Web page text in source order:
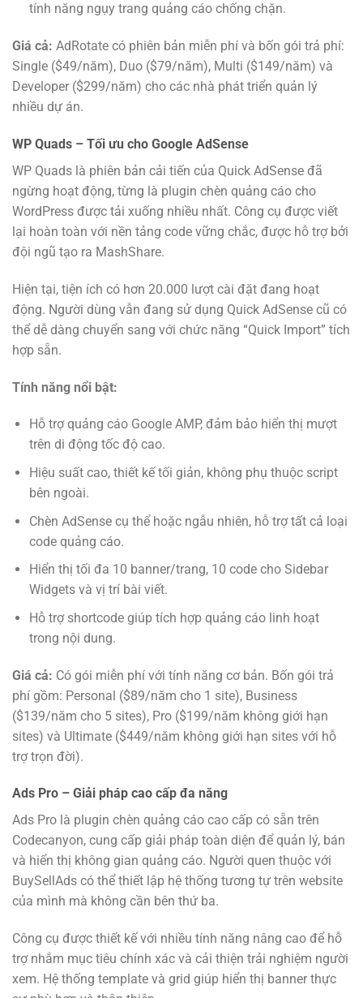
tính năng ngụy trang quảng cáo chống chặn.
Giá cả: AdRotate có phiên bản miễn phí và bốn gói trả phí:
Single ($49/năm), Duo ($79/năm), Multi ($149/năm) và
Developer ($299/năm) cho các nhà phát triển quản lý
nhiều dự án.
WP Quads – Tối ưu cho Google AdSense
WP Quads là phiên bản cải tiến của Quick AdSense đã
ngừng hoạt động, từng là plugin chèn quảng cáo cho
WordPress được tải xuống nhiều nhất. Công cụ được viết
lại hoàn toàn với nền tảng code vững chắc, được hỗ trợ bởi
đội ngũ tạo ra MashShare.
Hiện tại, tiện ích có hơn 20.000 lượt cài đặt đang hoạt
động. Người dùng vẫn đang sử dụng Quick AdSense cũ có
thể dễ dàng chuyển sang với chức năng “Quick Import” tích
hợp sẵn.
Tính năng nổi bật:
Hỗ trợ quảng cáo Google AMP, đảm bảo hiển thị mượt
trên di động tốc độ cao.
Hiệu suất cao, thiết kế tối giản, không phụ thuộc script
bên ngoài.
Chèn AdSense cụ thể hoặc ngẫu nhiên, hỗ trợ tất cả loại
code quảng cáo.
Hiển thị tối đa 10 banner/trang, 10 code cho Sidebar
Widgets và vị trí bài viết.
Hỗ trợ shortcode giúp tích hợp quảng cáo linh hoạt
trong nội dung.
Giá cả: Có gói miễn phí với tính năng cơ bản. Bốn gói trả
phí gồm: Personal ($89/năm cho 1 site), Business
($139/năm cho 5 sites), Pro ($199/năm không giới hạn
sites) và Ultimate ($449/năm không giới hạn sites với hỗ
trợ trọn đời).
Ads Pro – Giải pháp cao cấp đa năng
Ads Pro là plugin chèn quảng cáo cao cấp có sẵn trên
Codecanyon, cung cấp giải pháp toàn diện để quản lý, bán
và hiển thị không gian quảng cáo. Người quen thuộc với
BuySellAds có thể thiết lập hệ thống tương tự trên website
của mình mà không cần bên thứ ba.
Công cụ được thiết kế với nhiều tính năng nâng cao để hỗ
trợ nhắm mục tiêu chính xác và cải thiện trải nghiệm người
xem. Hệ thống template và grid giúp hiển thị banner thực